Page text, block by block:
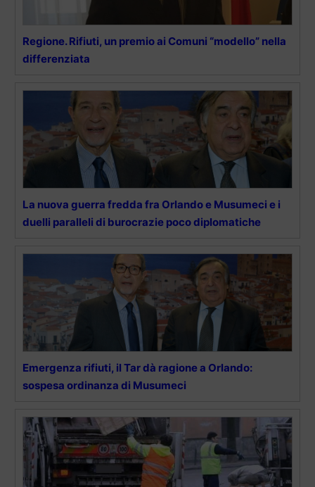
Regione. Rifiuti, un premio ai Comuni “modello” nella
differenziata
La nuova guerra fredda fra Orlando e Musumeci e i
duelli paralleli di burocrazie poco diplomatiche
Emergenza rifiuti, il Tar dà ragione a Orlando:
sospesa ordinanza di Musumeci